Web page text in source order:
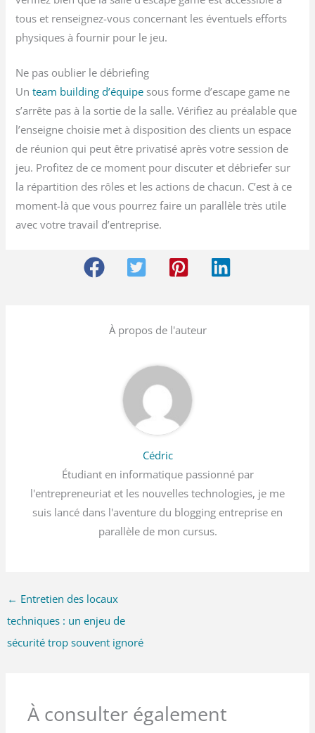
tous et renseignez-vous concernant les éventuels efforts
physiques à fournir pour le jeu.
Ne pas oublier le débriefing
Unteam building d’équipe sous forme d’escape game ne
s’arrête pas à la sortie de la salle. Vérifiez au préalable que
l’enseigne choisie met à disposition des clients un espace
de réunion qui peut être privatisé après votre session de
jeu. Profitez de ce moment pour discuter et débriefer sur
la répartition des rôles et les actions de chacun. C’est à ce
moment-là que vous pourrez faire un parallèle très utile
avec votre travail d’entreprise.
À propos de l'auteur
Cédric
Étudiant en informatique passionné par
l'entrepreneuriat et les nouvelles technologies, je me
suis lancé dans l'aventure du blogging entreprise en
parallèle de mon cursus.
← Entretien des locaux
techniques : un enjeu de
sécurité trop souvent ignoré
À consulter également